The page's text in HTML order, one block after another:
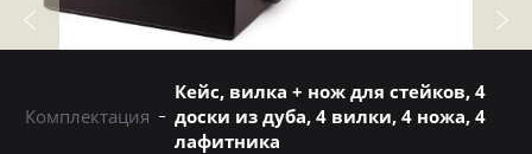
Комплектация
Кейс, вилка + нож для стейков, 4
доски из дуба, 4 вилки, 4 ножа, 4
лафитника